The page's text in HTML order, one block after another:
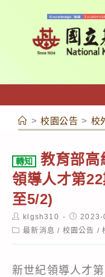
容
> 校園公告 > 校
轉知
教育部高
領導人才第
至5/2)
Post
author:
klgsh310
Post2023-
Post最新消息 / 校園公告 /
新世紀領導人才